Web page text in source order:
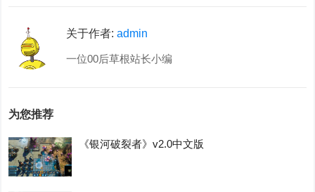
关于作者:admin
一位00后草根站长小编
为您推荐
《银河破裂者》v2.0中文版